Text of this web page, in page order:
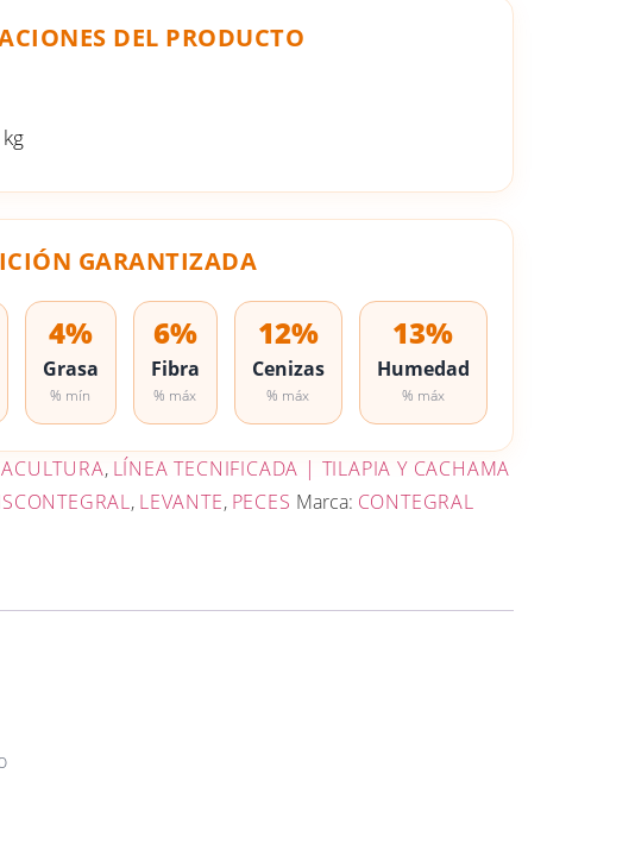
DEL PRODUCTO
GARANTIZADA
4%
Grasa
% mín
6%
Fibra
% máx
12%
Cenizas
% máx
13%
Humedad
% máx
, LÍNEA TECNIFICADA | TILAPIA Y CACHAMA
, LEVANTE, PECES Marca: CONTEGRAL